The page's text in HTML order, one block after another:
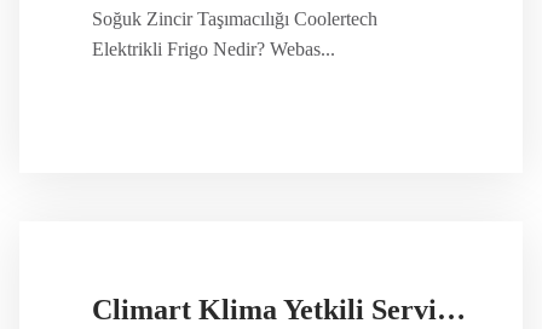
Soğuk Zincir Taşımacılığı Coolertech
Elektrikli Frigo Nedir? Webas...
Climart Klima Yetkili Servis İstanbul